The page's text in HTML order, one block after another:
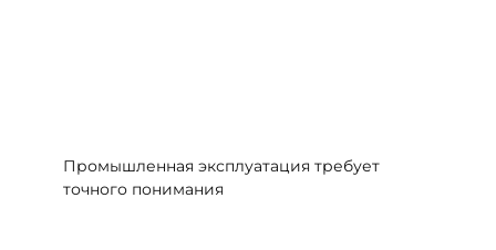
Промышленная эксплуатация требует
точного понимания